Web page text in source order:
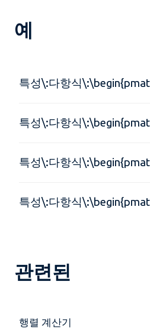
예
특성\:다항식
특성\:다항식
특성\:다항식
특성\:다항식
관련된
행렬 계산기